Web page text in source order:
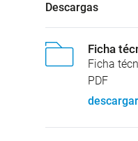
Descargas
Ficha
Ficha
PDF
descargar